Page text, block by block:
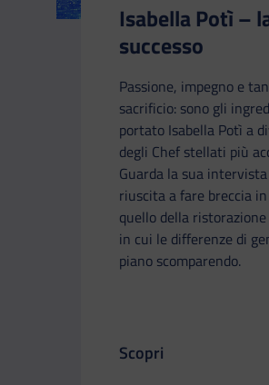
Isabella Potì –
successo
Passione, impegno e
sacrificio: sono gli
portato Isabella Potì a
degli Chef stellati più
Guarda la sua
riuscita a fare breccia
quello della
in cui le differenze di
piano scomparendo.
Il link ti porterà ad
Scopri